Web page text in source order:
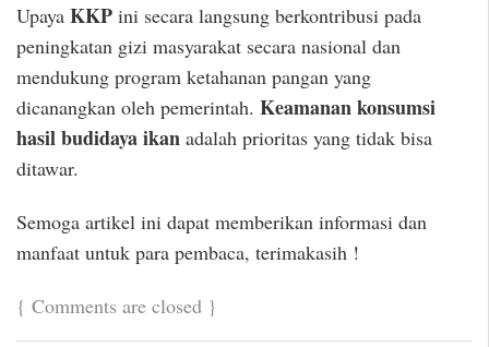
Upaya KKP ini secara langsung berkontribusi pada
peningkatan gizi masyarakat secara nasional dan
mendukung program ketahanan pangan yang
dicanangkan oleh pemerintah. Keamanan konsumsi
hasil budidaya ikan adalah prioritas yang tidak bisa
ditawar.
Semoga artikel ini dapat memberikan informasi dan
manfaat untuk para pembaca, terimakasih !
{ Comments are closed }